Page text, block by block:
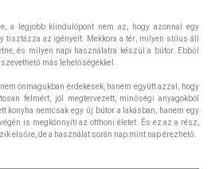
a legjobb kiindulópont nem az, hogy azonnal egy
tisztázza az igényeit. Mekkora a tér, milyen stílus áll
és milyen napi használatra készül a bútor. Ebből
más lehetőségekkel.
önmagukban érdekesek, hanem együtt azzal, hogy
felmért, jól megtervezett, minőségi anyagokból
konyha nemcsak egy új bútor a lakásban, hanem egy
is megkönnyíti az otthoni életet. És ez az a rész,
elsőre, de a használat során nap mint nap érezhető.